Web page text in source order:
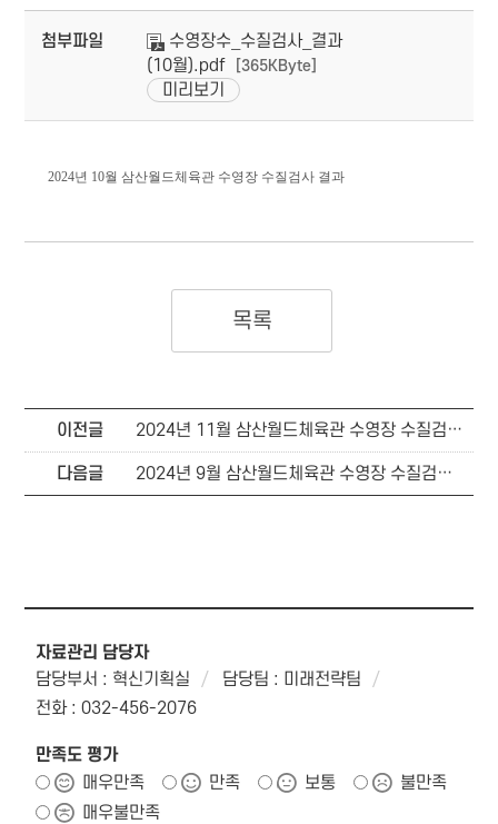
첨부파일
수영장수_수질검사_결과
(10월).pdf
[365KByte]
미리보기
2024년 10월 삼산월드체육관 수영장 수질검사 결과
목록
이전글 2024년 11월 삼산월드체육관 수영장 수질검사 결과
다음글 2024년 9월 삼산월드체육관 수영장 수질검사 결과
자료관리 담당자
담당부서 : 혁신기획실
담당팀 : 미래전략팀
전화 : 032-456-2076
만족도 평가
매우만족
만족 보통
불만족
매우불만족